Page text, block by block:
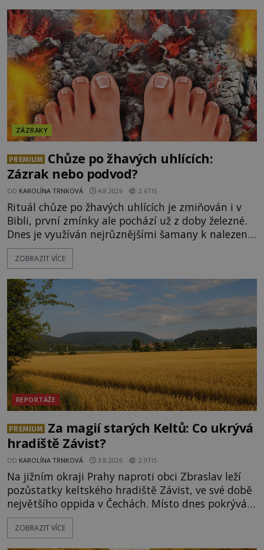
následně nalezne schovaný kokain. Tímto
momentem se slavnému
ZÁZRAKY
PREMIUM
Chůze po žhavých uhlících:
Zázrak nebo podvod?
OD KAROLÍNA TRNKOVÁ 4.8.2026 2.6TIS
Rituál chůze po žhavých uhlících je zmiňován i v
Bibli, první zmínky ale pochází už z doby železné.
Dnes je využíván nejrůznějšími šamany k nalezení
spirituální síly či vnitřního klidu. Jak funguje a proč
si při něm člověk nepopálí nohy, což bylo
nadpřirozeného? Histori
ZOBRAZIT VÍCE
REPORTÁŽE
PREMIUM
Za magií starých Keltů: Co ukrývá
hradiště Závist?
OD KAROLÍNA TRNKOVÁ 3.8.2026 2.9TIS
Na jižním okraji Prahy naproti obci Zbraslav leží
pozůstatky keltského hradiště Závist, ve své době
největšího oppida v Čechách. Místo dnes pokrývá
les, zbytky po kdysi monumentálním hradišti jsou
ale v terénu patrné stále. Co dalšího tu po Keltech
ZOBRAZIT VÍCE